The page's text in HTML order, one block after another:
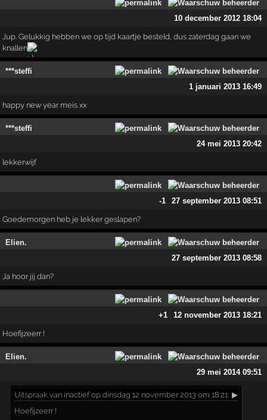
10 december 2012 18:04
Jup. Gelukkig hebben we op tijd kaartje besteld, dus zaterdag gaan we
knallen
***steffi
1 januari 2013 16:49
happy new year meis xx
***steffi
24 mei 2013 20:42
lekkerwijf
-1 27 september 2013 08:51
Goedemorgen heb je lekker geslapen?
Elien.
27 september 2013 08:58
Ja hoor jij dan?
+1 12 november 2013 18:21
Hoefijzeerr !
Elien.
29 mei 2014 09:51
Uitspraak van inactief op dinsdag 12 november 2013 om 18:21: ▶
Hoefijzeerr !